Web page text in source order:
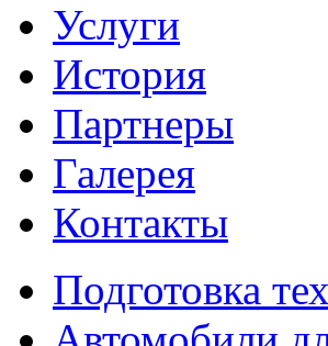
Услуги
История
Партнеры
Галерея
Контакты
Подготовка